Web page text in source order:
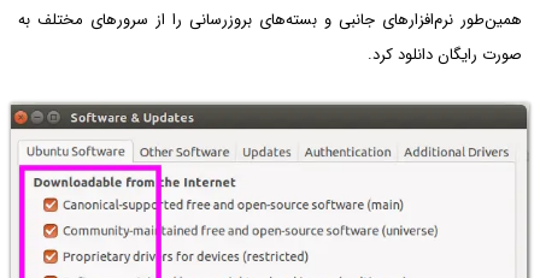
همین‌طور نرم‌افزارهای جانبی و بسته‌های بروزرسانی را از سرورهای مختلف به
صورت رایگان دانلود کرد.